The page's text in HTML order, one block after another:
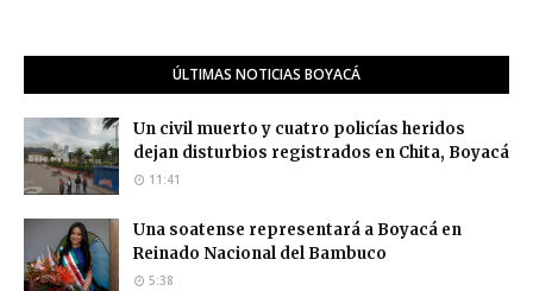
ÚLTIMAS NOTICIAS BOYACÁ
Un civil muerto y cuatro policías heridos
dejan disturbios registrados en Chita, Boyacá
11:41
Una soatense representará a Boyacá en
Reinado Nacional del Bambuco
5:38